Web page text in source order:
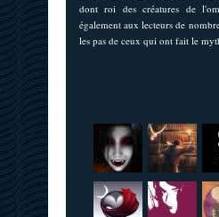
dont roi des créatures de
également aux lecteurs de
les pas de ceux qui ont fait le